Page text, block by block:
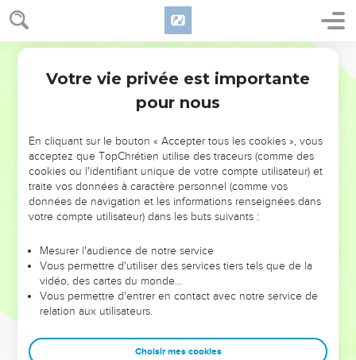
NE MANQUEZ PAS L’ÉVÉNEMENT
DE L’ANNÉE !
ET SI LEURS ERREURS POUVAIENT VOUS ÉVITER LES
VOTRES ?
leur foi ou leur vision. Mais on voit moins les doutes, les erreurs
et les saisons difficiles qu'ils ont traversés, alors même que ce
sont elles qui les ont façonnés.
Dans cette conférence, leaders, entrepreneurs, et responsables
clés pour avancer avec plus de sagesse afin que leurs erreurs
Votre vie privée est importante
pour nous
En cliquant sur le bouton « Accepter tous les cookies », vous
acceptez que TopChrétien utilise des traceurs (comme des
cookies ou l'identifiant unique de votre compte utilisateur) et
traite vos données à caractère personnel (comme vos
données de navigation et les informations renseignées dans
votre compte utilisateur) dans les buts suivants :
Mesurer l'audience de notre service
Vous permettre d'utiliser des services tiers tels que de la
vidéo, des cartes du monde…
Vous permettre d'entrer en contact avec notre service de
relation aux utilisateurs.
Choisir mes cookies